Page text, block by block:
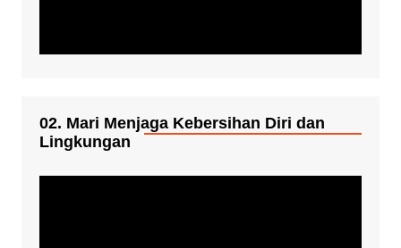
02. Mari Menjaga Kebersihan Diri dan
Lingkungan